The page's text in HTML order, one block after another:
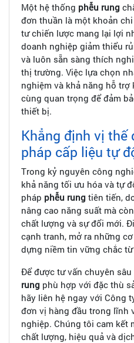
Một hệ thống phễu rung
đơn thuần là một khoản
tư chiến lược mang lại lợi
doanh nghiệp giảm thiểu
và luôn sẵn sàng thích
thị trường. Việc lựa chọn
nghiệm và khả năng hỗ
cùng quan trọng để đảm
thiết bị.
Khẳng định vị thế
pháp cấp liệu tự
Trong kỷ nguyên công
khả năng tối ưu hóa và tự
pháp phễu rung tiên tiến,
nâng cao năng suất mà
chất lượng và sự đổi mới.
cạnh tranh, mở ra những
dựng niềm tin vững chắc
Để được tư vấn chuyên
rung phù hợp với đặc thù
hãy liên hệ ngay với Công
đơn vị hàng đầu trong lĩnh
nghiệp. Chúng tôi cam kết
chất lượng, hiệu quả và